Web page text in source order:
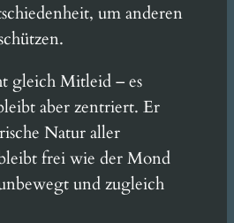
um anderen
gleich Mitleid – es
aber zentriert. Er
Natur aller
frei wie der Mond
und zugleich